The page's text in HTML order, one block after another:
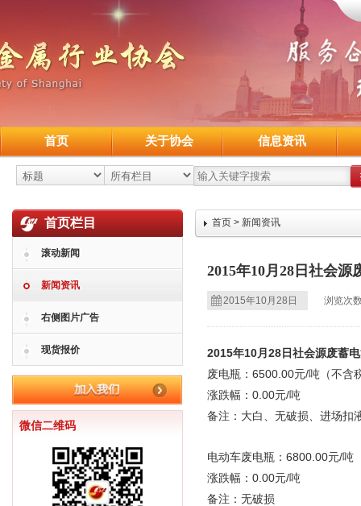
首页 关于协会 信息资讯
首页栏目
滚动新闻
新闻资讯
右侧图片广告
现货报价
微信二维码
首页 > 新闻资讯
2015年10月28日社会源
2015年10月28日 浏览次
2015年10月28日社会源废蓄
废电瓶：6500.00元/吨（不含
涨跌幅：0.00元/吨
备注：大白、无破损、进场扣
电动车废电瓶：6800.00元/吨
涨跌幅：0.00元/吨
备注：无破损